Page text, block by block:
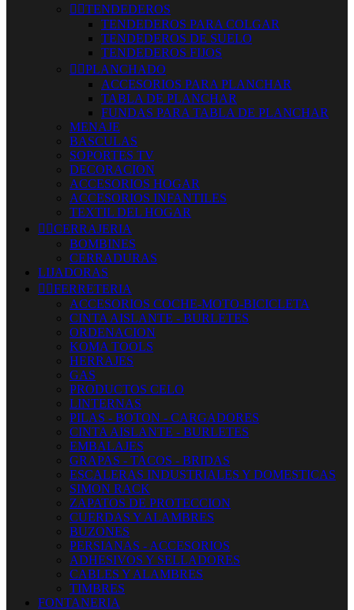
 TENDEDEROS
TENDEDEROS PARA COLGAR
TENDEDEROS DE SUELO
TENDEDEROS FIJOS
 PLANCHADO
ACCESORIOS PARA PLANCHAR
TABLA DE PLANCHAR
FUNDAS PARA TABLA DE PLANCHAR
MENAJE
BASCULAS
SOPORTES TV
DECORACION
ACCESORIOS HOGAR
ACCESORIOS INFANTILES
TEXTIL DEL HOGAR
 CERRAJERIA
BOMBINES
CERRADURAS
LIJADORAS
 FERRETERIA
ACCESORIOS COCHE-MOTO-BICICLETA
CINTA AISLANTE - BURLETES
ORDENACION
KOMA TOOLS
HERRAJES
GAS
PRODUCTOS CELO
LINTERNAS
PILAS - BOTON - CARGADORES
CINTA AISLANTE - BURLETES
EMBALAJES
GRAPAS - TACOS - BRIDAS
ESCALERAS INDUSTRIALES Y DOMESTICAS
SIMON RACK
ZAPATOS DE PROTECCION
CUERDAS Y ALAMBRES
BUZONES
PERSIANAS - ACCESORIOS
ADHESIVOS Y SELLADORES
CABLES Y ALAMBRES
TIMBRES
FONTANERIA